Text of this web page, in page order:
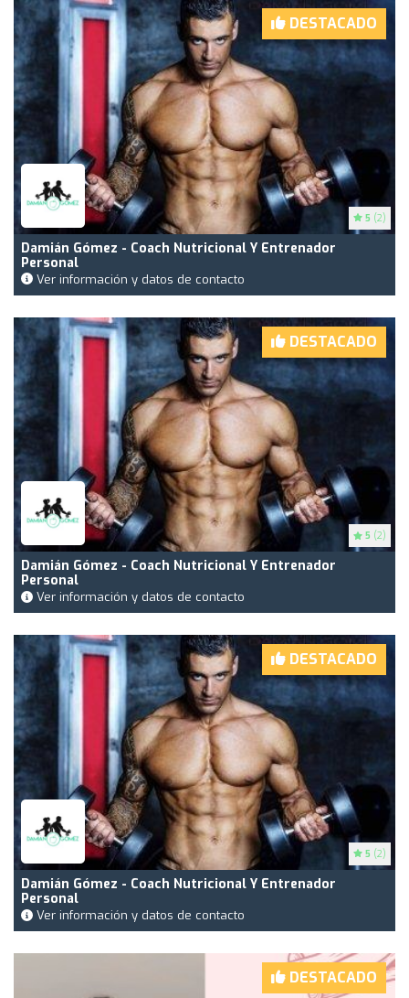
DESTACADO
5 (2)
Damián Gómez - Coach Nutricional Y Entrenador
Personal
Ver información y datos de contacto
DESTACADO
5 (2)
Damián Gómez - Coach Nutricional Y Entrenador
Personal
Ver información y datos de contacto
DESTACADO
5 (2)
Damián Gómez - Coach Nutricional Y Entrenador
Personal
Ver información y datos de contacto
DESTACADO